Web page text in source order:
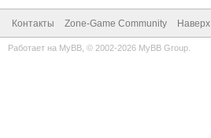
Контакты Zone-Game Community Наверх
Работает на MyBB , © 2002-2026 MyBB Group